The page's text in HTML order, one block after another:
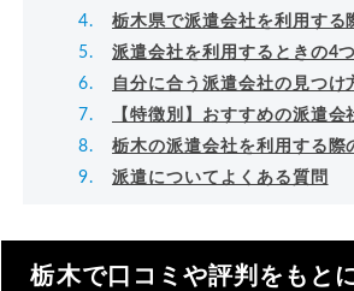
栃木県で派遣会社を利用する
派遣会社を利用するときの4
自分に合う派遣会社の見つけ
【特徴別】おすすめの派遣会
栃木の派遣会社を利用する際
派遣についてよくある質問
栃木で口コミや評判をもと